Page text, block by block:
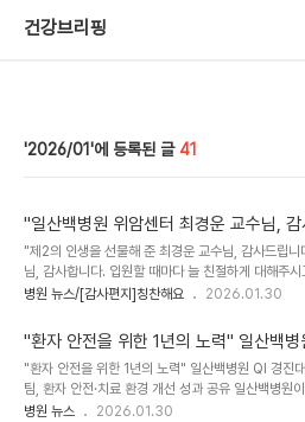
건강브리핑
2026/01 41
"일산백병원 위암센터 최경운 교수님,
"제2의 인생을 선물해 준 최경운 교수님, 감사드립
님, 감사합니다. 입원할 때마다 늘 친절하게 대해주
에서도 아침·점심·저녁 시간을 내어 회신을 잊지 않으
료가 아님에도 불구하고 직접 협진을 요청해 주시어
받을 수 있었고, 그 덕분에 더욱 체계적이고 만족스
수 있었습니다. 교수님의 배려와 헌신에 진심으로 감
함께 애써주신 인턴 선생님께도 깊은 감사의 마음을
병원을 20년 넘게 이용해 오고 있습니다. 그동안 언제
병원 뉴스/[감사편지]칭찬해요 2026.01.30
"환자 안전을 위한 1년의 노력" 일산백병
회 성료
"환자 안전을 위한 1년의 노력" 일산백병원 QI 경진
팀, 환자 안전·치료 환경 개선 성과 공유 일산백병원
은 변화로 환자 안전과 의료서비스 질을 높인 우수 사
병원 뉴스 2026.01.30